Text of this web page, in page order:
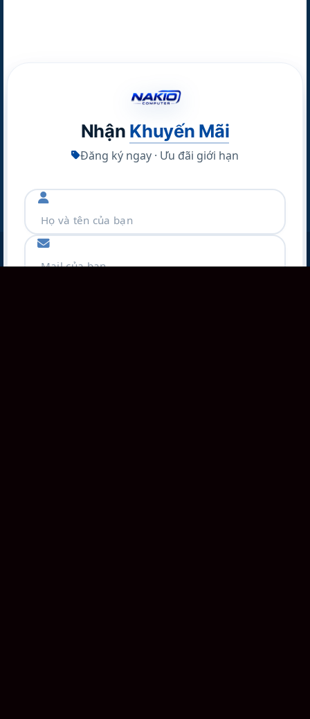
Nhận Khuyến Mãi
Đăng ký ngay · Ưu đãi giới hạn